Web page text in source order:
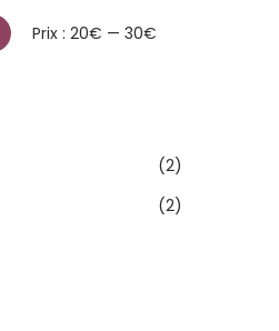
Prix : 20€ — 30€
(2)
(2)